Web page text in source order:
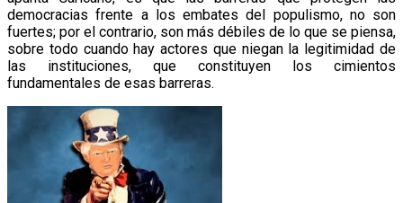
democracias frente a los embates del populismo, no son
fuertes; por el contrario, son más débiles de lo que se piensa,
sobre todo cuando hay actores que niegan la legitimidad de
las instituciones, que constituyen los cimientos
fundamentales de esas barreras.